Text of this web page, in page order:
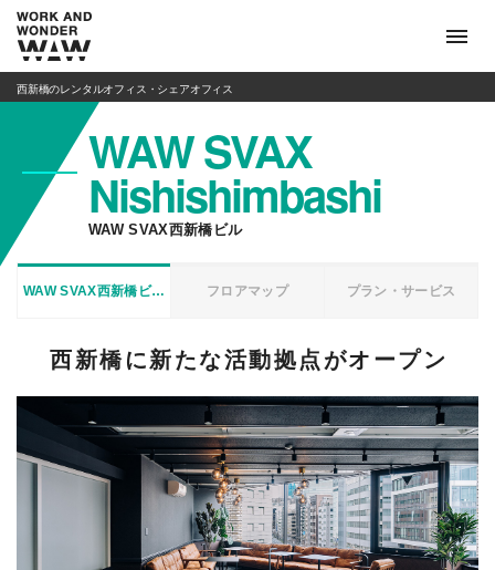
西新橋のレンタルオフィス・シェアオフィス
WAW SVAX
Nishishimbashi
WAW SVAX西新橋ビル
WAW SVAX西新橋ビル フロアマップ プラン・サービス
西新橋に新たな活動拠点がオープン